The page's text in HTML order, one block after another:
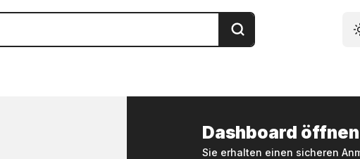
Dashboard öffnen
Sie erhalten einen sicheren